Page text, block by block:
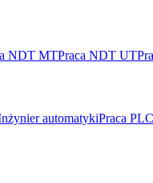
NDT MTPraca NDT UT
automatykiPraca